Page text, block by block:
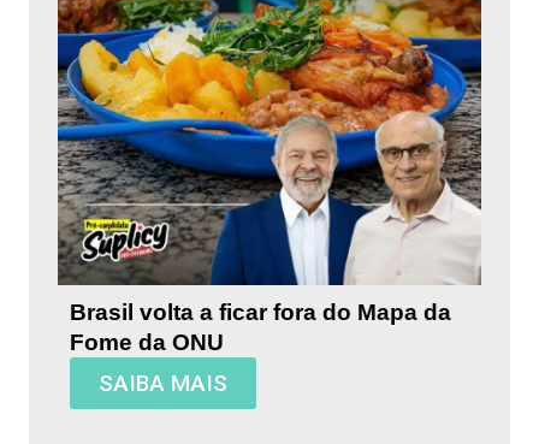
Brasil volta a ficar fora do Mapa da
Fome da ONU
SAIBA MAIS